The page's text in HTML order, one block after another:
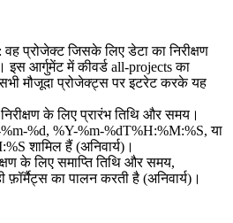
: वह प्रोजेक्ट जिसके लिए डेटा का निरीक्षण
इस आर्गुमेंट में कीवर्ड all-projects का
मौजूदा प्रोजेक्ट्स पर इटरेट करके यह
के लिए प्रारंभ तिथि और समय।
%m-%d, %Y-%m-%dT%H:%M:%S, या
शामिल हैं (अनिवार्य)।
के लिए समाप्ति तिथि और समय,
का पालन करती है (अनिवार्य)।